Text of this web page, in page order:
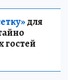
для
гостей